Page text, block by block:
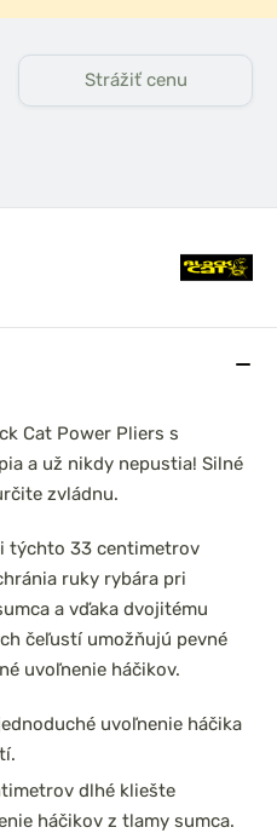
Cat Power Pliers s
a už nikdy nepustia! Silné
zvládnu.
týchto 33 centimetrov
ruky rybára pri
a vďaka dvojitému
čeľustí umožňujú pevné
uvoľnenie háčikov.
uvoľnenie háčika
dlhé kliešte
háčikov z tlamy sumca.
Strážiť cenu